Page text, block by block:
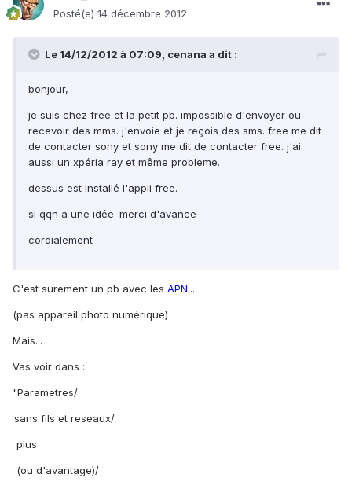
Posté(e) 14 décembre 2012
Le 14/12/2012 à 07:09, cenana a dit :
bonjour,
je suis chez free et la petit pb. impossible d'envoyer ou
recevoir des mms. j'envoie et je reçois des sms. free me dit
de contacter sony et sony me dit de contacter free. j'ai
aussi un xpéria ray et même probleme.
dessus est installé l'appli free.
si qqn a une idée. merci d'avance
cordialement
C'est surement un pb avec les APN...
(pas appareil photo numérique)
Mais...
Vas voir dans :
"Parametres/
sans fils et reseaux/
plus
(ou d'avantage)/